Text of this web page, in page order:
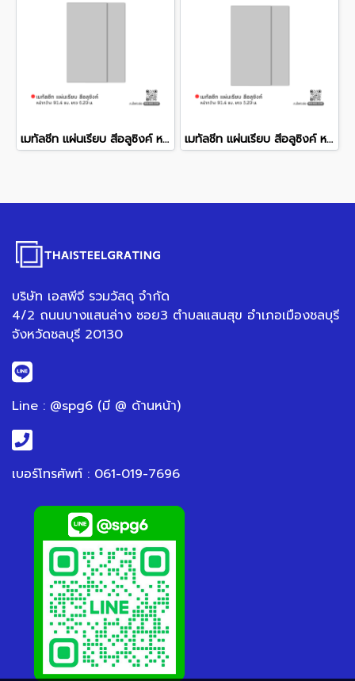
เมทัลชีท แผ่นเรียบ สีอลูซิงค์ หน้ากว้าง 91.4 ซม. ยาว 6.20 ม. เมทัลชีท แผ่นเรียบ สีอลูซิงค์ หน้ากว้าง 91.4 ซม. ยาว 5.20 ม.
บริษัท เอสพีจี รวมวัสดุ จำกัด
4/2 ถนนบางแสนล่าง ซอย3 ตำบลแสนสุข อำเภอเมืองชลบุรี
จังหวัดชลบุรี 20130
Line : @spg6 (มี @ ด้านหน้า)
เบอร์โทรศัพท์ : 061-019-7696